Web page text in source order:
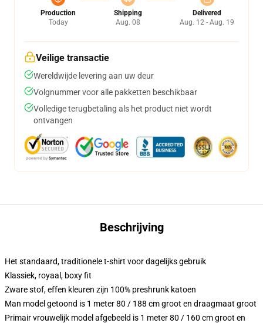
Production
Today
Shipping
Aug. 08
Delivered
Aug. 12 - Aug. 19
Veilige transactie
Wereldwijde levering aan uw deur
Volgnummer voor alle pakketten beschikbaar
Volledige terugbetaling als het product niet wordt
ontvangen
Beschrijving
Het standaard, traditionele t-shirt voor dagelijks gebruik
Klassiek, royaal, boxy fit
Zware stof, effen kleuren zijn 100% preshrunk katoen
Man model getoond is 1 meter 80 / 188 cm groot en draagmaat groot
Primair vrouwelijk model afgebeeld is 1 meter 80 / 160 cm groot en